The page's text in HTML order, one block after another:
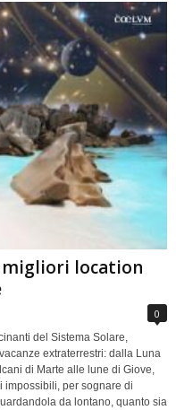
migliori location
0
del Sistema Solare,
extraterrestri: dalla Luna
di Marte alle lune di Giove,
impossibili, per sognare di
da lontano, quanto sia